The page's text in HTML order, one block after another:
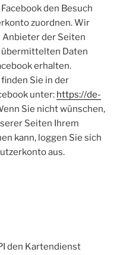
den Besuch
zuordnen. Wir
Anbieter der Seiten
übermittelten Daten
erhalten.
Sie in der
unter: https://de-
Sie nicht wünschen,
Seiten Ihrem
kann, loggen Sie sich
aus.
den Kartendienst